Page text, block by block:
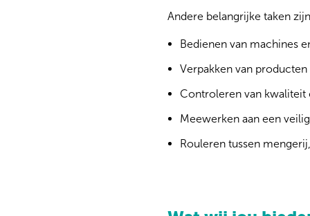
Andere belangrijke taken
Bedienen van machines
Verpakken van
Controleren van kwaliteit
Meewerken aan een
Rouleren tussen